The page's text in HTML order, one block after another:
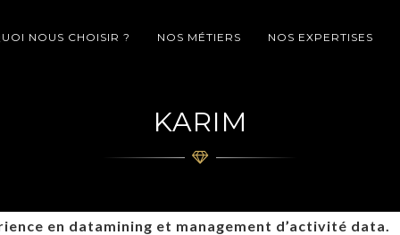
NOUS CHOISIR ? NOS MÉTIERS NOS EXPERTISES
KARIM
en datamining et management d’activité data.